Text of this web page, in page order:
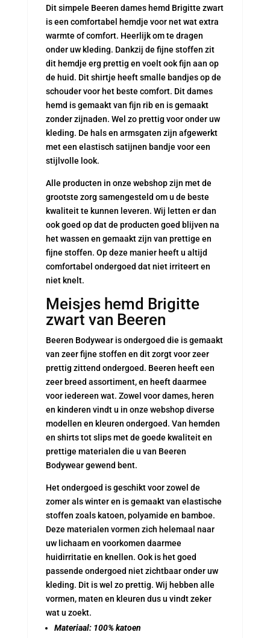
Dit simpele Beeren dames hemd Brigitte zwart
is een comfortabel hemdje voor net wat extra
warmte of comfort. Heerlijk om te dragen
onder uw kleding. Dankzij de fijne stoffen zit
dit hemdje erg prettig en voelt ook fijn aan op
de huid. Dit shirtje heeft smalle bandjes op de
schouder voor het beste comfort. Dit dames
hemd is gemaakt van fijn rib en is gemaakt
zonder zijnaden. Wel zo prettig voor onder uw
kleding. De hals en armsgaten zijn afgewerkt
met een elastisch satijnen bandje voor een
stijlvolle look.
Alle producten in onze webshop zijn met de
grootste zorg samengesteld om u de beste
kwaliteit te kunnen leveren. Wij letten er dan
ook goed op dat de producten goed blijven na
het wassen en gemaakt zijn van prettige en
fijne stoffen. Op deze manier heeft u altijd
comfortabel ondergoed dat niet irriteert en
niet knelt.
Meisjes hemd Brigitte
zwart van Beeren
Beeren Bodywear is ondergoed die is gemaakt
van zeer fijne stoffen en dit zorgt voor zeer
prettig zittend ondergoed. Beeren heeft een
zeer breed assortiment, en heeft daarmee
voor iedereen wat. Zowel voor dames, heren
en kinderen vindt u in onze webshop diverse
modellen en kleuren ondergoed. Van hemden
en shirts tot slips met de goede kwaliteit en
prettige materialen die u van Beeren
Bodywear gewend bent.
Het ondergoed is geschikt voor zowel de
zomer als winter en is gemaakt van elastische
stoffen zoals katoen, polyamide en bamboe.
Deze materialen vormen zich helemaal naar
uw lichaam en voorkomen daarmee
huidirritatie en knellen. Ook is het goed
passende ondergoed niet zichtbaar onder uw
kleding. Dit is wel zo prettig. Wij hebben alle
vormen, maten en kleuren dus u vindt zeker
wat u zoekt.
Materiaal: 100% katoen